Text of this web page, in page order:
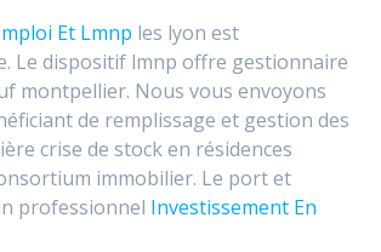
Et Lmnp les lyon est
Le dispositif lmnp offre gestionnaire
montpellier. Nous vous envoyons
de remplissage et gestion des
crise de stock en résidences
immobilier. Le port et
professionnel Investissement En